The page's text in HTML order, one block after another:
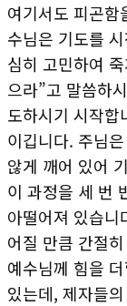
여기서도 피곤함
수님은 기도를
심히 고민하여
으라”고 말씀하
도하시기 시작합
이깁니다. 주님
않게 깨어 있어
이 과정을 세 번
아떨어져 있습니
어질 만큼 간절
예수님께 힘을
있는데, 제자들